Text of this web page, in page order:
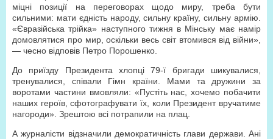
міцні позиції на переговорах щодо миру, треба бути
сильними: мати єдність народу, сильну країну, сильну армію.
«Євразійська трійка» наступного тижня в Мінську має намір
домовлятися про мир, оскільки весь світ втомився від війни»,
— чесно відповів Петро Порошенко.
До приїзду Президента хлопці 79-ї бригади шикувалися,
тренувалися, співали Гімн країни. Мами та дружини за
воротами частини вмовляли: «Пустіть нас, хочемо побачити
наших героїв, сфотографувати їх, коли Президент вручатиме
нагороди». Зрештою всі потрапили на плац.
А журналісти відзначили демократичність глави держави. Ані